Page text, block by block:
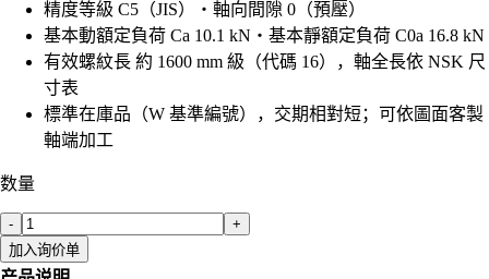
精度等級 C5（JIS）・軸向間隙 0（預壓）
基本動額定負荷 Ca 10.1 kN・基本靜額定負荷 C0a 16.8 kN
有效螺紋長 約 1600 mm 級（代碼 16），軸全長依 NSK 尺
寸表
標準在庫品（W 基準編號），交期相對短；可依圖面客製
軸端加工
数量
-
+
加入询价单